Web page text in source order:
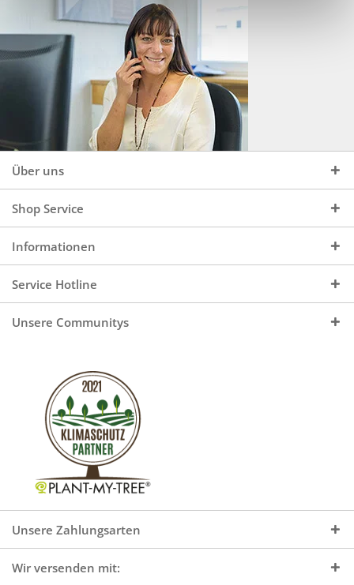
Über uns
Shop Service
Informationen
Service Hotline
Unsere Communitys
Unsere Zahlungsarten
Wir versenden mit: